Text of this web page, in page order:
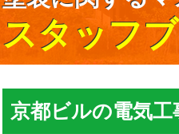
スタッフ
京都ビルの電気